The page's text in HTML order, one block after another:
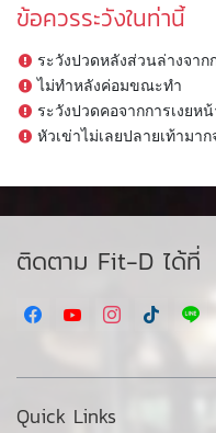
ข้อควรระวังในท่านี้
ระวังปวดหลังส่วนล่างจา
ไม่ทำหลังค่อมขณะทำ
ระวังปวดคอจากการเงยห
หัวเข่าไม่เลยปลายเท้ามา
ติดตาม Fit-D ได้ที่
Quick Links